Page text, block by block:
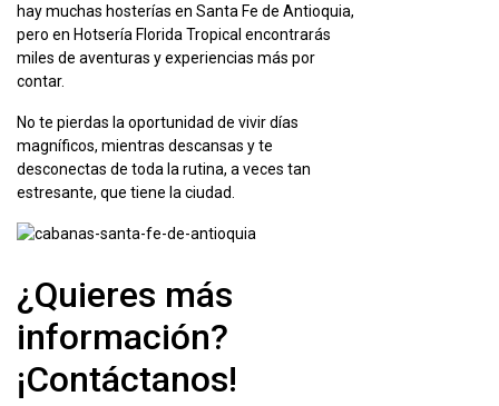
hay muchas hosterías en Santa Fe de Antioquia,
pero en Hotsería Florida Tropical encontrarás
miles de aventuras y experiencias más por
contar.
No te pierdas la oportunidad de vivir días
magníficos, mientras descansas y te
desconectas de toda la rutina, a veces tan
estresante, que tiene la ciudad.
¿Quieres más
información?
¡Contáctanos!